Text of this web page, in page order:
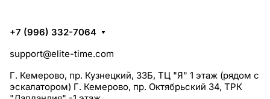
+7 (996) 332-7064
support@elite-time.com
Г. Кемерово, пр. Кузнецкий, 33Б, ТЦ "Я" 1 этаж (рядом с
эскалатором) Г. Кемерово, пр. Октябрьский 34, ТРК